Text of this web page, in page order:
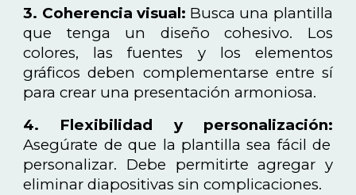
3. Coherencia visual: Busca una plantilla
que tenga un diseño cohesivo. Los
colores, las fuentes y los elementos
gráficos deben complementarse entre sí
para crear una presentación armoniosa.
4. Flexibilidad y personalización:
Asegúrate de que la plantilla sea fácil de
personalizar. Debe permitirte agregar y
eliminar diapositivas sin complicaciones.